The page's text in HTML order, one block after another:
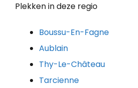
Plekken in deze regio
Boussu-En-Fagne
Aublain
Thy-Le-Château
Tarcienne